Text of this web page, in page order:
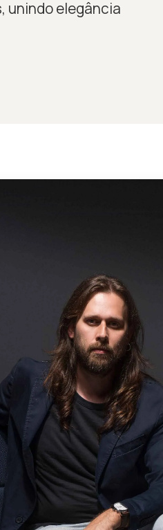
unindo elegância